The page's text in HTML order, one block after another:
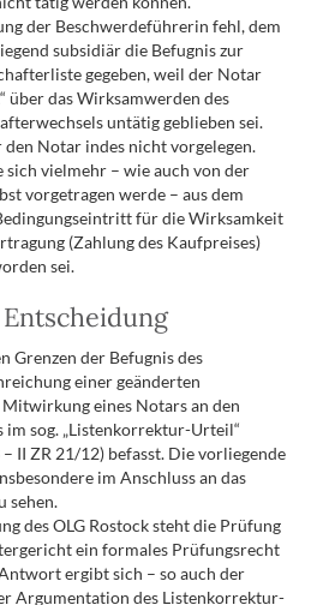
der Beschwerdeführerin fehl, dem
subsidiär die Befugnis zur
gegeben, weil der Notar
über das Wirksamwerden des
untätig geblieben sei.
Notar indes nicht vorgelegen.
sich vielmehr – wie auch von der
vorgetragen werde – aus dem
für die Wirksamkeit
(Zahlung des Kaufpreises)
sei.
Grenzen der Befugnis des
einer geänderten
eines Notars an den
im sog. „Listenkorrektur-Urteil“
II ZR 21/12) befasst. Die vorliegende
im Anschluss an das
sehen.
des OLG Rostock steht die Prüfung
ein formales Prüfungsrecht
ergibt sich – so auch der
Argumentation des Listenkorrektur-